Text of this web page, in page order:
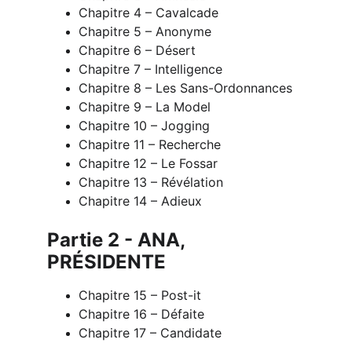
Chapitre 4 – Cavalcade
Chapitre 5 – Anonyme
Chapitre 6 – Désert
Chapitre 7 – Intelligence
Chapitre 8 – Les Sans-Ordonnances
Chapitre 9 – La Model
Chapitre 10 – Jogging
Chapitre 11 – Recherche
Chapitre 12 – Le Fossar
Chapitre 13 – Révélation
Chapitre 14 – Adieux
Partie 2 - ANA,
PRÉSIDENTE
Chapitre 15 – Post-it
Chapitre 16 – Défaite
Chapitre 17 – Candidate